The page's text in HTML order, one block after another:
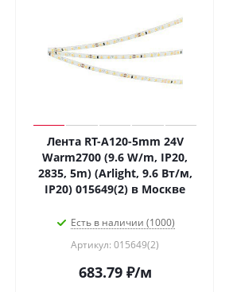
Лента RT-A120-5mm 24V
Warm2700 (9.6 W/m, IP20,
2835, 5m) (Arlight, 9.6 Вт/м,
IP20) 015649(2) в Москве
Есть в наличии (1000)
Артикул: 015649(2)
683.79₽/м